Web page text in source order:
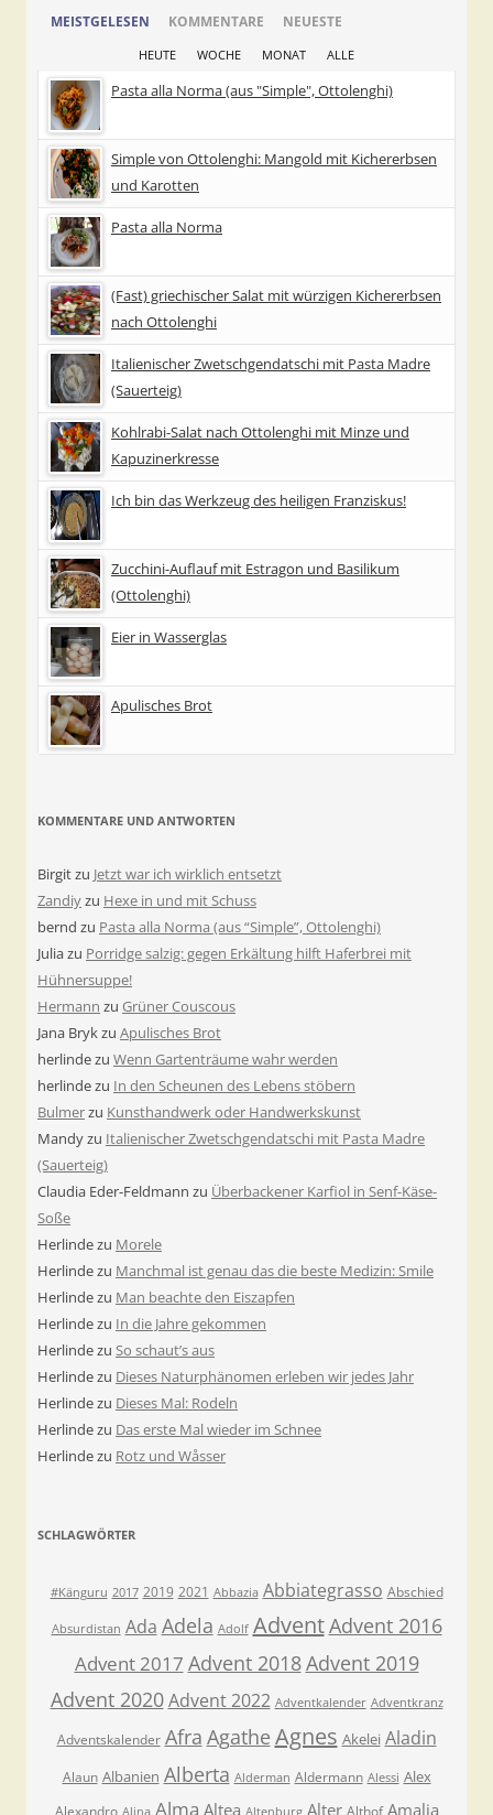
MEISTGELESEN KOMMENTARE NEUESTE
HEUTE WOCHE MONAT ALLE
Pasta alla Norma (aus "Simple", Ottolenghi)
Simple von Ottolenghi: Mangold mit Kichererbsen
und Karotten
Pasta alla Norma
(Fast) griechischer Salat mit würzigen Kichererbsen
nach Ottolenghi
Italienischer Zwetschgendatschi mit Pasta Madre
(Sauerteig)
Kohlrabi-Salat nach Ottolenghi mit Minze und
Kapuzinerkresse
Ich bin das Werkzeug des heiligen Franziskus!
Zucchini-Auflauf mit Estragon und Basilikum
(Ottolenghi)
Eier in Wasserglas
Apulisches Brot
KOMMENTARE UND ANTWORTEN
Birgitzu Jetzt war ich wirklich entsetzt
Zandiyzu Hexe in und mit Schuss
bernd zu Pasta alla Norma (aus “Simple”, Ottolenghi)
Juliazu Porridge salzig: gegen Erkältung hilft Haferbrei mit
Hühnersuppe!
Hermann zu Grüner Couscous
Jana Brykzu Apulisches Brot
herlindezu Wenn Gartenträume wahr werden
herlindezu In den Scheunen des Lebens stöbern
Bulmerzu Kunsthandwerk oder Handwerkskunst
Mandyzu Italienischer Zwetschgendatschi mit Pasta Madre
(Sauerteig)
Claudia Eder-Feldmann zu Überbackener Karfiol in Senf-Käse-
Soße
Herlindezu Morele
Herlindezu Manchmal ist genau das die beste Medizin: Smile
Herlindezu Man beachte den Eiszapfen
Herlindezu In die Jahre gekommen
Herlindezu So schaut’s aus
Herlindezu Dieses Naturphänomen erleben wir jedes Jahr
Herlindezu Dieses Mal: Rodeln
Herlindezu Das erste Mal wieder im Schnee
Herlindezu Rotz und Wåsser
SCHLAGWÖRTER
#Känguru 2017 2019 2021 Abbazia Abbiategrasso Abschied
Absurdistan Ada Adela Adolf AdventAdvent 2016
Advent 2017 Advent 2018Advent 2019
Advent 2020 Advent 2022 Adventkalender Adventkranz
Adventskalender Afra Agathe Agnes Akelei Aladin
Alaun Albanien Alberta Alderman Aldermann Alessi Alex
Alma Altea Alter Amalia